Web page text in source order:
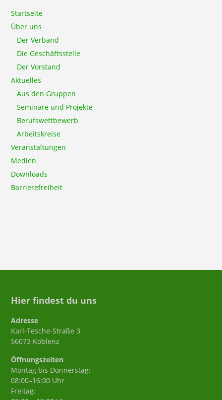
Startseite
Über uns
Der Verband
Die Geschäftsstelle
Der Vorstand
Aktuelles
Aus den Gruppen
Seminare und Projekte
Berufswettbewerb
Arbeitskreise
Veranstaltungen
Medien
Downloads
Barrierefreiheit
Hier findest du uns
Adresse
Karl-Tesche-Straße 3
56073 Koblenz
Öffnungszeiten
Montag bis Donnerstag:
08:00–16:00 Uhr
Freitag: